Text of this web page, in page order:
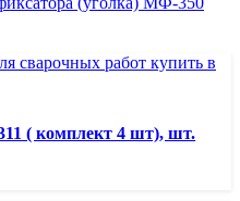
( комплект 4 шт), шт.